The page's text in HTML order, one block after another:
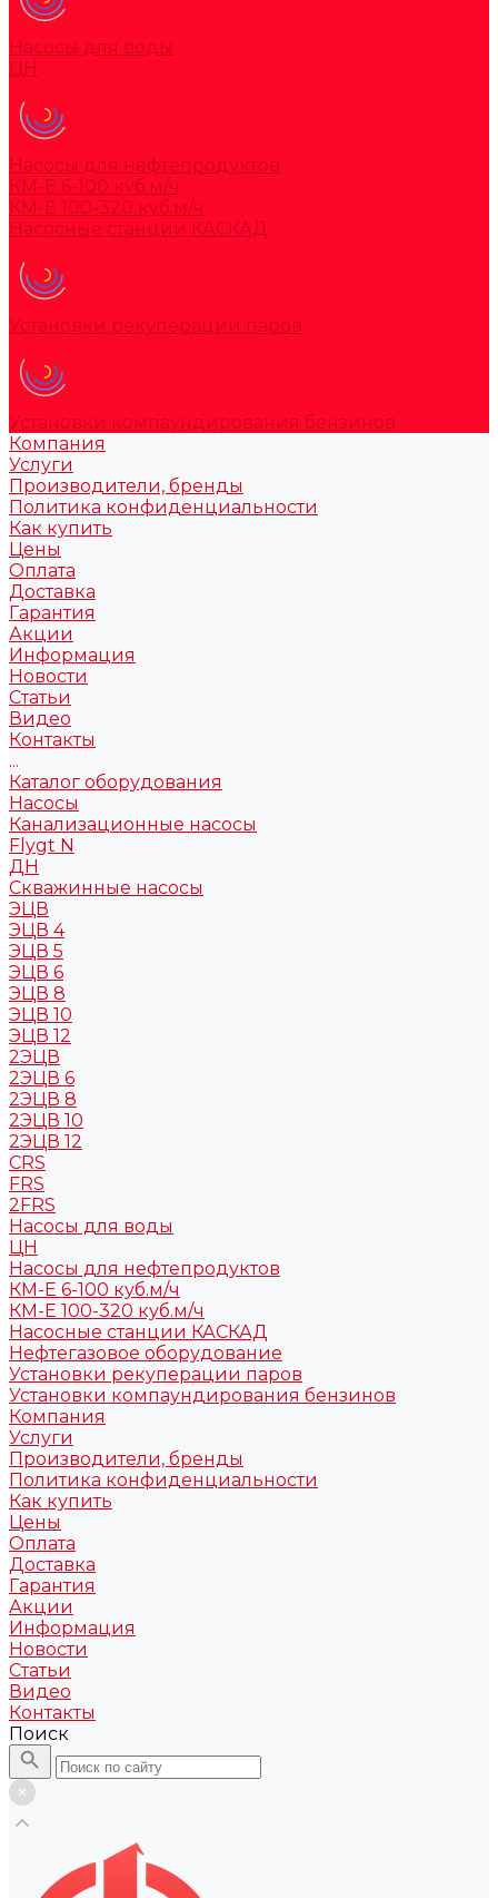
Насосы для воды
ЦН
Насосы для нефтепродуктов
КМ-Е 6-100 куб.м/ч
КМ-Е 100-320 куб.м/ч
Насосные станции КАСКАД
Установки рекуперации паров
Установки компаундирования бензинов
Компания
Услуги
Производители, бренды
Политика конфиденциальности
Как купить
Цены
Оплата
Доставка
Гарантия
Акции
Информация
Новости
Статьи
Видео
Контакты
...
Каталог оборудования
Насосы
Канализационные насосы
Flygt N
ДН
Скважинные насосы
ЭЦВ
ЭЦВ 4
ЭЦВ 5
ЭЦВ 6
ЭЦВ 8
ЭЦВ 10
ЭЦВ 12
2ЭЦВ
2ЭЦВ 6
2ЭЦВ 8
2ЭЦВ 10
2ЭЦВ 12
CRS
FRS
2FRS
Насосы для воды
ЦН
Насосы для нефтепродуктов
КМ-Е 6-100 куб.м/ч
КМ-Е 100-320 куб.м/ч
Насосные станции КАСКАД
Нефтегазовое оборудование
Установки рекуперации паров
Установки компаундирования бензинов
Компания
Услуги
Производители, бренды
Политика конфиденциальности
Как купить
Цены
Оплата
Доставка
Гарантия
Акции
Информация
Новости
Статьи
Видео
Контакты
Поиск